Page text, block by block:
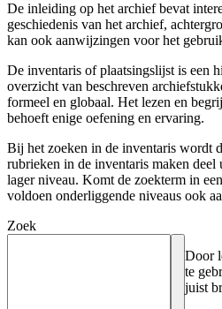
De inleiding op het archief bevat
geschiedenis van het archief,
kan ook aanwijzingen voor het
De inventaris of plaatsingslijst is een
overzicht van beschreven
formeel en globaal. Het lezen en
behoeft enige oefening en ervaring.
Bij het zoeken in de inventaris wordt
rubrieken in de inventaris maken
lager niveau. Komt de zoekterm in
voldoen onderliggende niveaus ook
Zoek
Door
te
juist